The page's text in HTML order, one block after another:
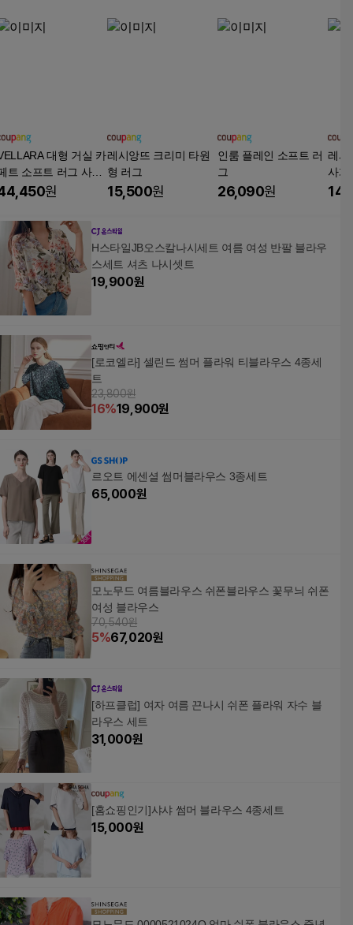
대형 거실 카
트 소프트 러그 사계
러그 카페트
원
레시앙뜨 크리미 타원
형 러그
15,500원
인룸 플레인 소프트 러
그
26,090원
레시
사계
H스타일JB오스칼나시세트 여름 여성 반팔 블라우
스세트 셔츠 나시셋트
19,900원
[로코엘라] 셀린드 썸머 플라워 티블라우스 4종세
트
23,800원
16%19,900원
르오트 에센셜 썸머블라우스 3종세트
65,000원
모노무드 여름블라우스 쉬폰블라우스 꽃무늬 쉬폰
여성 블라우스
70,540원
5%67,020원
[하프클럽] 여자 여름 끈나시 쉬폰 플라워 자수 블
라우스 세트
31,000원
[홈쇼핑인기]샤샤 썸머 블라우스 4종세트
15,000원